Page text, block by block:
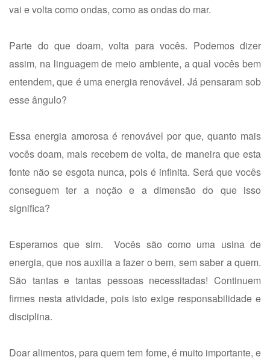
vai e volta como ondas, como as ondas do mar.
Parte do que doam, volta para vocês. Podemos dizer
assim, na linguagem de meio ambiente, a qual vocês bem
entendem, que é uma energia renovável. Já pensaram sob
esse ângulo?
Essa energia amorosa é renovável por que, quanto mais
vocês doam, mais recebem de volta, de maneira que esta
fonte não se esgota nunca, pois é infinita. Será que vocês
conseguem ter a noção e a dimensão do que isso
significa?
Esperamos que sim. Vocês são como uma usina de
energia, que nos auxilia a fazer o bem, sem saber a quem.
São tantas e tantas pessoas necessitadas! Continuem
firmes nesta atividade, pois isto exige responsabilidade e
disciplina.
Doar alimentos, para quem tem fome, é muito importante, e